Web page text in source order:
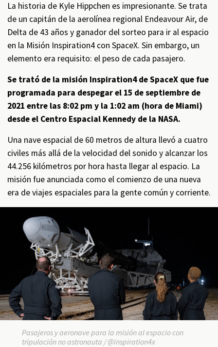
La historia de Kyle Hippchen es impresionante. Se trata
de un capitán de la aerolínea regional Endeavour Air, de
Delta de 43 años y ganador del sorteo para ir al espacio
en la Misión Inspiration4 con SpaceX. Sin embargo, un
elemento era requisito: el peso de cada pasajero.
Se trató de la misión Inspiration4 de SpaceX que fue
programada para despegar el 15 de septiembre de
2021 entre las 8:02 pm y la 1:02 am (hora de Miami)
desde el Centro Espacial Kennedy de la NASA.
Una nave espacial de 60 metros de altura llevó a cuatro
civiles más allá de la velocidad del sonido y alcanzar los
44.256 kilómetros por hora hasta llegar al espacio. La
misión fue anunciada como el comienzo de una nueva
era de viajes espaciales para la gente común y corriente.
Pasajeros y aeronave para la misión al espacio con
tripulación no astronauta / @inspiration4x